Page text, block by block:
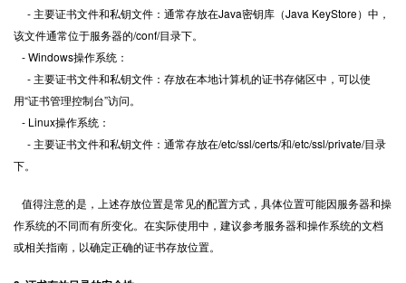
- 主要证书文件和私钥文件：通常存放在Java密钥库（Java KeyStore）中，
该文件通常位于服务器的/conf/目录下。
- Windows操作系统：
- 主要证书文件和私钥文件：存放在本地计算机的证书存储区中，可以使
用“证书管理控制台”访问。
- Linux操作系统：
- 主要证书文件和私钥文件：通常存放在/etc/ssl/certs/和/etc/ssl/private/目录
下。
值得注意的是，上述存放位置是常见的配置方式，具体位置可能因服务器和操
作系统的不同而有所变化。在实际使用中，建议参考服务器和操作系统的文档
或相关指南，以确定正确的证书存放位置。